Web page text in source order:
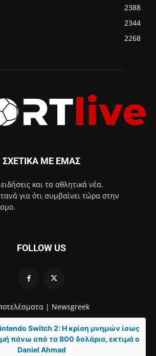
2388
2344
2268
ΣΧΕΤΙΚΑ ΜΕ ΕΜΑΣ
και τα αθλητικά νέα.
για ότι συμβαίνει τώρα στην
FOLLOW US
| Newsgreek
Switch 2: Η κρίση μνημών ίσως
πάνω από τα 800 δολάρια, εκτιμά ο
Daniel Ahmad